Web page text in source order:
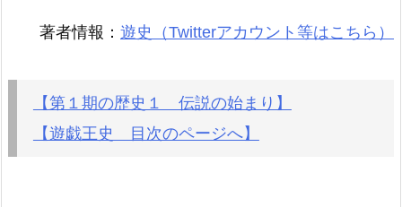
著者情報： 遊史（Twitterアカウント等はこちら）
【第１期の歴史１ 伝説の始まり】
【遊戯王史 目次のページへ】